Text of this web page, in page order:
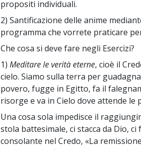
propositi individuali.
2) Santificazione delle anime
programma che vorrete praticare
Che cosa si deve fare negli Esercizi?
1) Meditare le verità eterne, cioè il
cielo. Siamo sulla terra per
povero, fugge in Egitto, fa il
risorge e va in Cielo dove attende
Una cosa sola impedisce il
stola battesimale, ci stacca da Dio,
consolante nel Credo, «La